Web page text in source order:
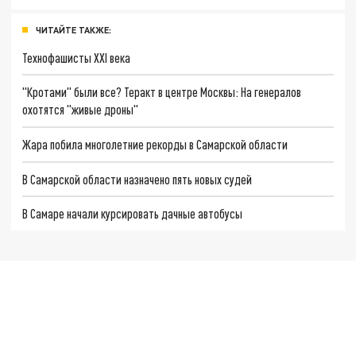
ЧИТАЙТЕ ТАКЖЕ:
Технофашисты XXI века
"Кротами" были все? Теракт в центре Москвы: На генералов
охотятся "живые дроны"
Жара побила многолетние рекорды в Самарской области
В Самарской области назначено пять новых судей
В Самаре начали курсировать дачные автобусы